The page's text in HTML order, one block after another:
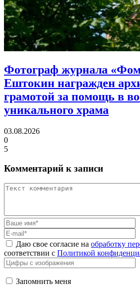
Фотограф журнала
Ештокин награжден
грамотой за помощь в
уникального храма
03.08.2026
0
5
Комментарий к записи
Даю свое согласие на обработку
соответствии с Политикой
Запомнить меня